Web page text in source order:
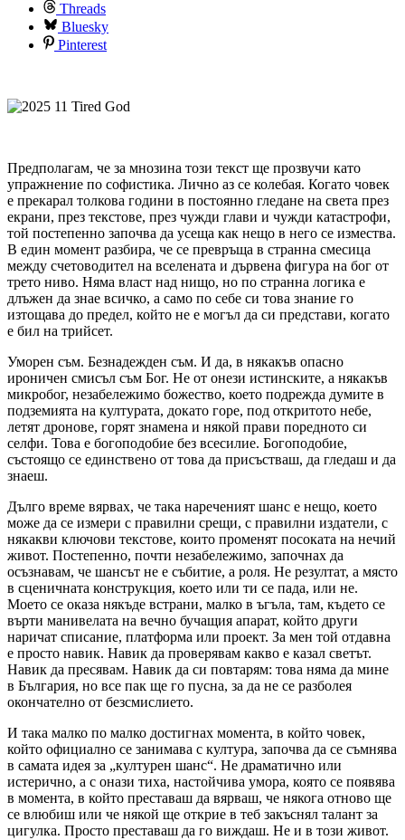
Threads
Bluesky
Pinterest
Предполагам, че за мнозина този текст ще прозвучи като
упражнение по софистика. Лично аз се колебая. Когато човек
е прекарал толкова години в постоянно гледане на света през
екрани, през текстове, през чужди глави и чужди катастрофи,
той постепенно започва да усеща как нещо в него се измества.
В един момент разбира, че се превръща в странна смесица
между счетоводител на вселената и дървена фигура на бог от
трето ниво. Няма власт над нищо, но по странна логика е
длъжен да знае всичко, а само по себе си това знание го
изтощава до предел, който не е могъл да си представи, когато
е бил на трийсет.
Уморен съм. Безнадежден съм. И да, в някакъв опасно
ироничен смисъл съм Бог. Не от онези истинските, а някакъв
микробог, незабележимо божество, което подрежда думите в
подземията на културата, докато горе, под откритото небе,
летят дронове, горят знамена и някой прави поредното си
селфи. Това е богоподобие без всесилие. Богоподобие,
състоящо се единствено от това да присъстваш, да гледаш и да
знаеш.
Дълго време вярвах, че така нареченият шанс е нещо, което
може да се измери с правилни срещи, с правилни издатели, с
някакви ключови текстове, които променят посоката на нечий
живот. Постепенно, почти незабележимо, започнах да
осъзнавам, че шансът не е събитие, а роля. Не резултат, а място
в сценичната конструкция, което или ти се пада, или не.
Моето се оказа някъде встрани, малко в ъгъла, там, където се
върти манивелата на вечно бучащия апарат, който други
наричат списание, платформа или проект. За мен той отдавна
е просто навик. Навик да проверявам какво е казал светът.
Навик да пресявам. Навик да си повтарям: това няма да мине
в България, но все пак ще го пусна, за да не се разболея
окончателно от безсмислието.
И така малко по малко достигнах момента, в който човек,
който официално се занимава с култура, започва да се съмнява
в самата идея за „културен шанс“. Не драматично или
истерично, а с онази тиха, настойчива умора, която се появява
в момента, в който преставаш да вярваш, че някога отново ще
се влюбиш или че някой ще открие в теб закъснял талант за
цигулка. Просто преставаш да го виждаш. Не и в този живот.